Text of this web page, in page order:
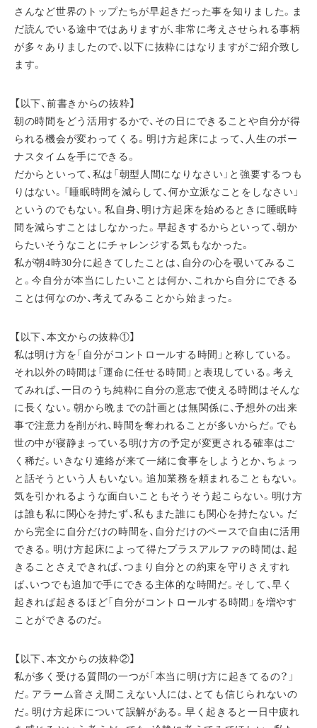
さんなど世界のトップたちが早起きだった事を知りました。ま
だ読んでいる途中ではありますが、非常に考えさせられる事柄
が多々ありましたので、以下に抜粋にはなりますがご紹介致し
ます。
【以下、前書きからの抜粋】
朝の時間をどう活用するかで、その日にできることや自分が得
られる機会が変わってくる。明け方起床によって、人生のボー
ナスタイムを手にできる。
だからといって、私は「朝型人間になりなさい」と強要するつも
りはない。「睡眠時間を減らして、何か立派なことをしなさい」
というのでもない。私自身、明け方起床を始めるときに睡眠時
間を減らすことはしなかった。早起きするからといって、朝か
らたいそうなことにチャレンジする気もなかった。
私が朝4時30分に起きてしたことは、自分の心を覗いてみるこ
と。今自分が本当にしたいことは何か、これから自分にできる
ことは何なのか、考えてみることから始まった。
【以下、本文からの抜粋①】
私は明け方を「自分がコントロールする時間」と称している。
それ以外の時間は「運命に任せる時間」と表現している。考え
てみれば、一日のうち純粋に自分の意志で使える時間はそんな
に長くない。朝から晩までの計画とは無関係に、予想外の出来
事で注意力を削がれ、時間を奪われることが多いからだ。でも
世の中が寝静まっている明け方の予定が変更される確率はご
く稀だ。いきなり連絡が来て一緒に食事をしようとか、ちょっ
と話そうという人もいない。追加業務を頼まれることもない。
気を引かれるような面白いこともそうそう起こらない。明け方
は誰も私に関心を持たず、私もまた誰にも関心を持たない。だ
から完全に自分だけの時間を、自分だけのペースで自由に活用
できる。明け方起床によって得たプラスアルファの時間は、起
きることさえできれば、つまり自分との約束を守りさえすれ
ば、いつでも追加で手にできる主体的な時間だ。そして、早く
起きれば起きるほど「自分がコントロールする時間」を増やす
ことができるのだ。
【以下、本文からの抜粋②】
私が多く受ける質問の一つが「本当に明け方に起きてるの？」
だ。アラーム音さえ聞こえない人には、とても信じられないの
だ。明け方起床について誤解がある。早く起きると一日中疲れ